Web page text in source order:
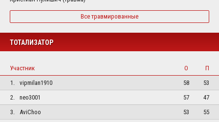
Все травмированные
ТОТАЛИЗАТОР
Участник О
П
1.
vipmilan1910 58
53
2.
neo3001 57
47
3.
AviChoo 53 55